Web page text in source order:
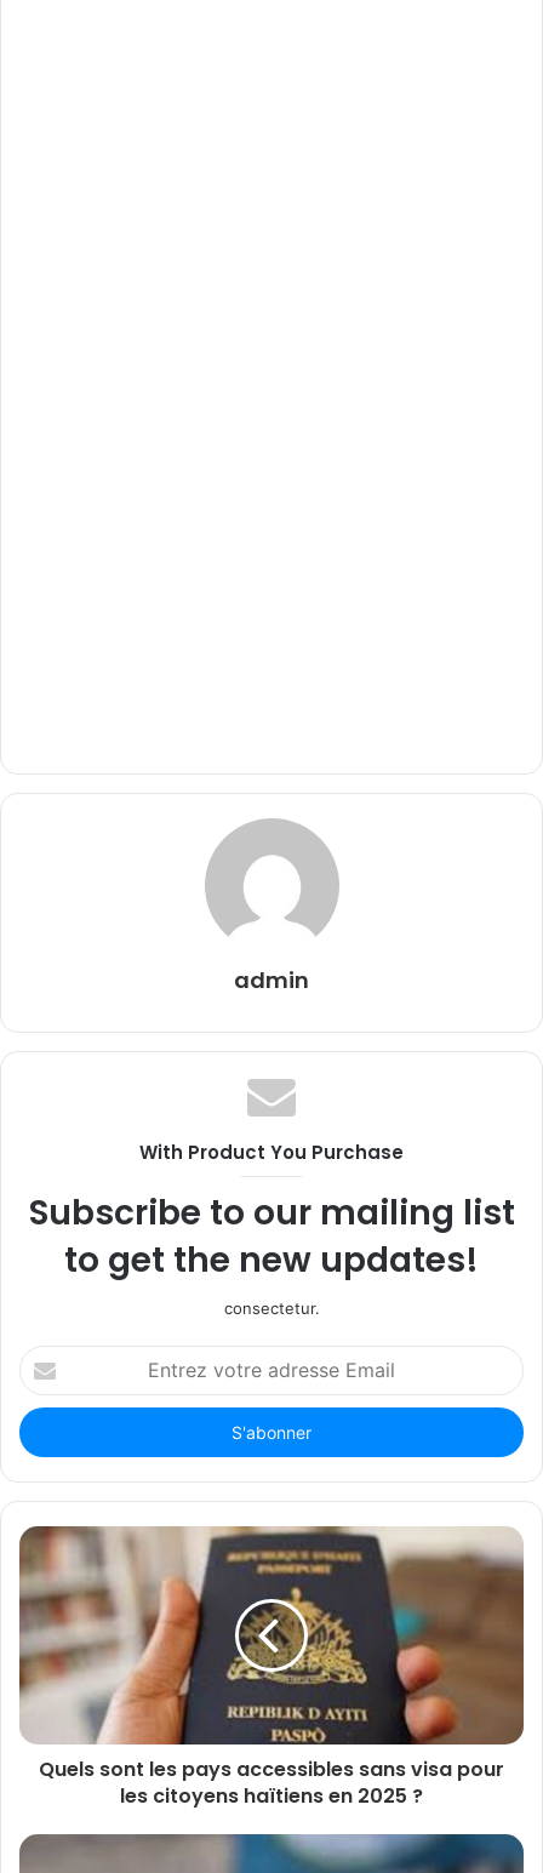
admin
With Product You Purchase
Subscribe to our mailing list
to get the new updates!
consectetur.
Entrez
votre
adresse
Email
Quels sont les pays accessibles sans visa pour
les citoyens haïtiens en 2025 ?